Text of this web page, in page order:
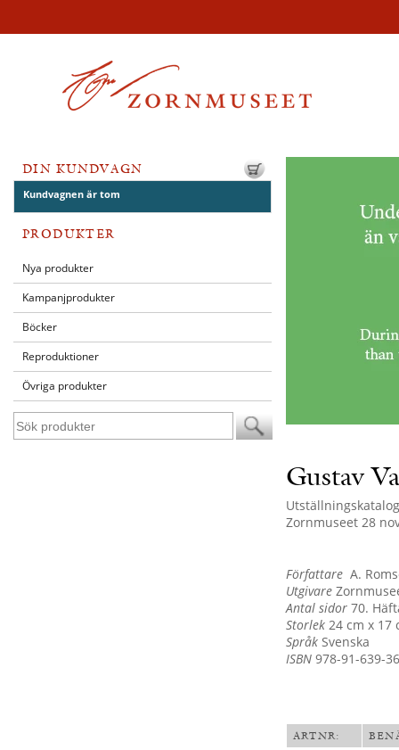
DIN KUNDVAGN
Kundvagnen är tom
PRODUKTER
Nya produkter
Kampanjprodukter
Böcker
Reproduktioner
Övriga produkter
Gustav
Zornmuseet 28
Författare A.
Utgivare
Antal sidor 70.
Storlek 24 cm x 17
Språk Svenska
ISBN 978-91-639-
ARTNR: